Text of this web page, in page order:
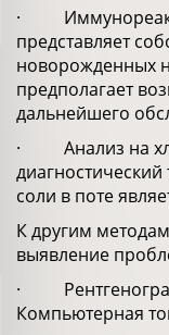
·
представляет
новорожденных
предполагает
дальнейшего
· Анализ на
соли в поте
К другим
выявление
·
Компьютерная